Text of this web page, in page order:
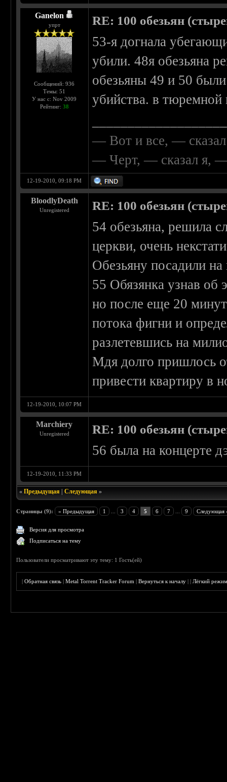
Ganelon
упрт
Сообщений: 936
Темы: 51
У нас с: Nov 2009
Рейтинг: 38
RE: 100 обезьян
53-я догнала
убили. 48я обезьяна
обезьяны 49 и 50
убийства. в тюремной
— Вот и все, —
— Черт, — сказал я, —
12-19-2010, 09:18 PM
BloodlyDeath
Unregistered RE: 100 обезьян
54 обезьяна, решила
церкви, очень
Обезьяну посадили на
55 Обязянка узнав об
но после еще 20
потока фигни и
разлетевшись на
Мдя долго пришлось
привести квартиру в
12-19-2010, 10:07 PM
Marchiery
Unregistered RE: 100 обезьян
56 была на концерте
12-19-2010, 11:33 PM
«Предыдущая |Следующая »
Страницы (9): « Предыдущая 1 3 4 5 6 7 9 Следующая
Версия для просмотра
Подписаться на тему
Пользователи просматривают эту тему: 1 Гость(ей)
|Обратная связь |Metal Torrent Tracker Forum |Вернуться к началу ||Лёгкий